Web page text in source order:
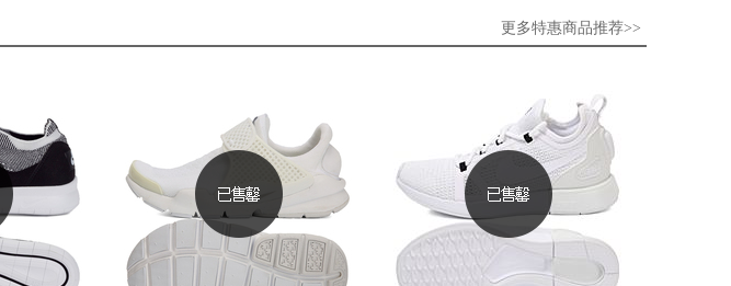
更多特惠商品推荐>>